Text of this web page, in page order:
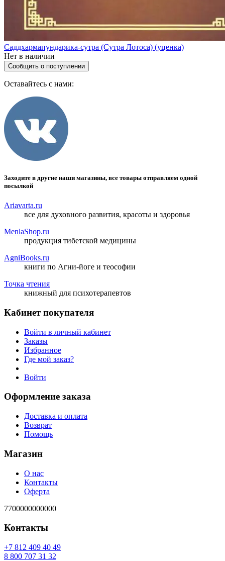
Саддхармапундарика-сутра (Сутра Лотоса) (уценка)
Нет в наличии
Сообщить о поступлении
Оставайтесь с нами:
Заходите в другие наши магазины, все товары отправляем одной
посылкой
Ariavarta.ru
все для духовного развития, красоты и здоровья
MenlaShop.ru
продукция тибетской медицины
AgniBooks.ru
книги по Агни-йоге и теософии
Точка чтения
книжный для психотерапевтов
Кабинет покупателя
Войти в личный кабинет
Заказы
Избранное
Где мой заказ?
Войти
Оформление заказа
Доставка и оплата
Возврат
Помощь
Магазин
О нас
Контакты
Оферта
7700000000000
Контакты
94 04 904 218 7+
23 13 707 008 8